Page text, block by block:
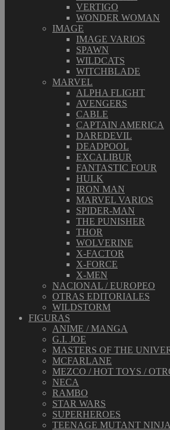
VERTIGO
WONDER WOMAN
IMAGE
IMAGE VARIOS
SPAWN
WILDCATS
WITCHBLADE
MARVEL
ALPHA FLIGHT
AVENGERS
CABLE
CAPTAIN AMERICA
DAREDEVIL
DEADPOOL
EXCALIBUR
FANTASTIC FOUR
HULK
IRON MAN
MARVEL VARIOS
SPIDER-MAN
THE PUNISHER
THOR
WOLVERINE
X-FACTOR
X-FORCE
X-MEN
NACIONAL / EUROPEO
OTRAS EDITORIALES
WILDSTORM
FIGURAS
ANIME / MANGA
G.I. JOE
MASTERS OF THE
MCFARLANE
MEZCO / HOT TOYS /
NECA
RAMBO
STAR WARS
SUPERHEROES
TEENAGE MUTANT